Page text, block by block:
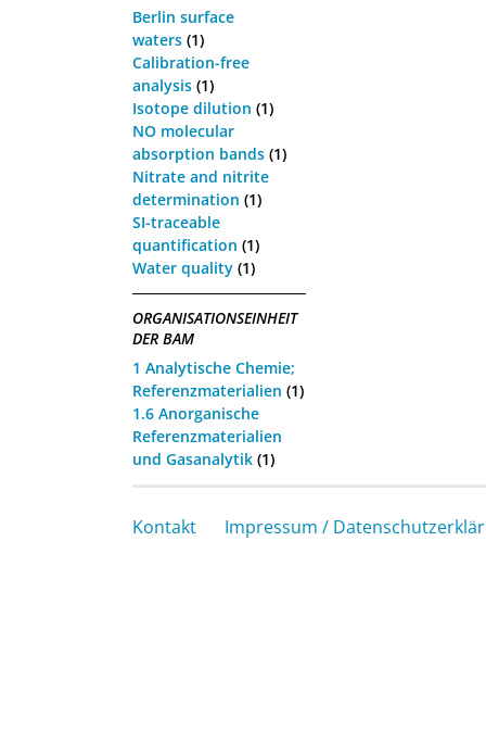
Berlin surface
waters (1)
Calibration-free
analysis (1)
Isotope dilution (1)
NO molecular
absorption bands (1)
Nitrate and nitrite
determination (1)
SI-traceable
quantification (1)
Water quality (1)
ORGANISATIONSEINHEIT
DER BAM
1 Analytische Chemie;
Referenzmaterialien (1)
1.6 Anorganische
Referenzmaterialien
und Gasanalytik (1)
Kontakt Impressum /